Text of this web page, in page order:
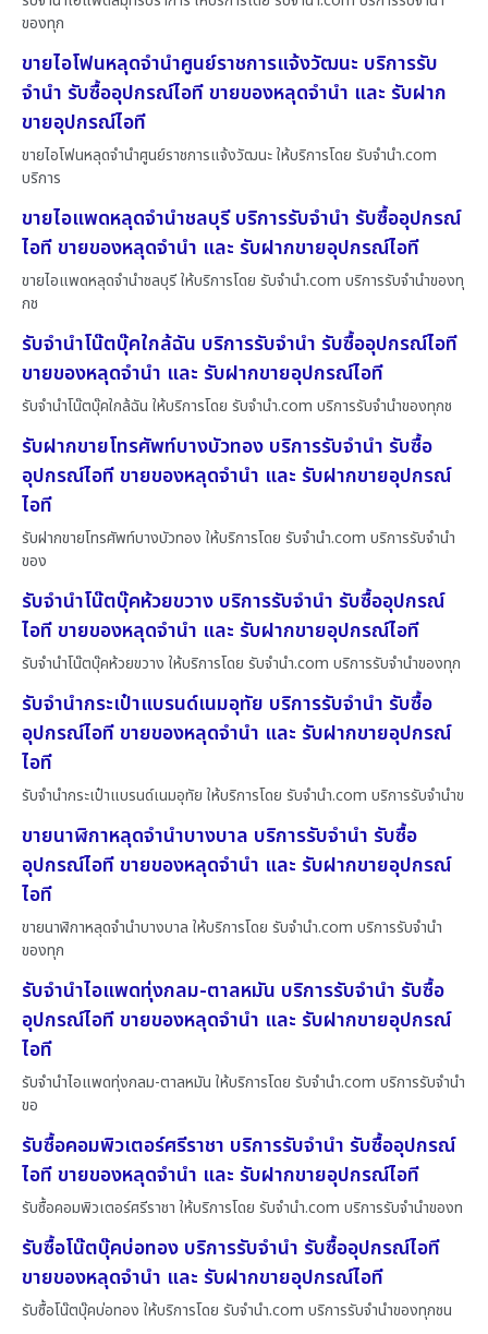
ของทุก
ขายไอโฟนหลุดจำนำศูนย์ราชการแจ้งวัฒนะ บริการรับ
จำนำ รับซื้ออุปกรณ์ไอที ขายของหลุดจำนำ และ รับฝาก
ขายอุปกรณ์ไอที
ขายไอโฟนหลุดจำนำศูนย์ราชการแจ้งวัฒนะ ให้บริการโดย รับจํานํา.com
บริการ
ขายไอแพดหลุดจำนำชลบุรี บริการรับจำนำ รับซื้ออุปกรณ์
ไอที ขายของหลุดจำนำ และ รับฝากขายอุปกรณ์ไอที
ขายไอแพดหลุดจำนำชลบุรี ให้บริการโดย รับจํานํา.com บริการรับจำนำของทุ
กช
รับจำนำโน๊ตบุ๊คใกล้ฉัน บริการรับจำนำ รับซื้ออุปกรณ์ไอที
ขายของหลุดจำนำ และ รับฝากขายอุปกรณ์ไอที
รับจำนำโน๊ตบุ๊คใกล้ฉัน ให้บริการโดย รับจํานํา.com บริการรับจำนำของทุกช
รับฝากขายโทรศัพท์บางบัวทอง บริการรับจำนำ รับซื้อ
อุปกรณ์ไอที ขายของหลุดจำนำ และ รับฝากขายอุปกรณ์
ไอที
รับฝากขายโทรศัพท์บางบัวทอง ให้บริการโดย รับจํานํา.com บริการรับจำนำ
ของ
รับจำนำโน๊ตบุ๊คห้วยขวาง บริการรับจำนำ รับซื้ออุปกรณ์
ไอที ขายของหลุดจำนำ และ รับฝากขายอุปกรณ์ไอที
รับจำนำโน๊ตบุ๊คห้วยขวาง ให้บริการโดย รับจํานํา.com บริการรับจำนำของทุก
รับจำนำกระเป๋าแบรนด์เนมอุทัย บริการรับจำนำ รับซื้อ
อุปกรณ์ไอที ขายของหลุดจำนำ และ รับฝากขายอุปกรณ์
ไอที
รับจำนำกระเป๋าแบรนด์เนมอุทัย ให้บริการโดย รับจํานํา.com บริการรับจำนำข
ขายนาฬิกาหลุดจำนำบางบาล บริการรับจำนำ รับซื้อ
อุปกรณ์ไอที ขายของหลุดจำนำ และ รับฝากขายอุปกรณ์
ไอที
ขายนาฬิกาหลุดจำนำบางบาล ให้บริการโดย รับจํานํา.com บริการรับจำนำ
ของทุก
รับจำนำไอแพดทุ่งกลม-ตาลหมัน บริการรับจำนำ รับซื้อ
อุปกรณ์ไอที ขายของหลุดจำนำ และ รับฝากขายอุปกรณ์
ไอที
รับจำนำไอแพดทุ่งกลม-ตาลหมัน ให้บริการโดย รับจํานํา.com บริการรับจำนำ
ขอ
รับซื้อคอมพิวเตอร์ศรีราชา บริการรับจำนำ รับซื้ออุปกรณ์
ไอที ขายของหลุดจำนำ และ รับฝากขายอุปกรณ์ไอที
รับซื้อคอมพิวเตอร์ศรีราชา ให้บริการโดย รับจํานํา.com บริการรับจำนำของท
รับซื้อโน๊ตบุ๊คบ่อทอง บริการรับจำนำ รับซื้ออุปกรณ์ไอที
ขายของหลุดจำนำ และ รับฝากขายอุปกรณ์ไอที
รับซื้อโน๊ตบุ๊คบ่อทอง ให้บริการโดย รับจํานํา.com บริการรับจำนำของทุกชน